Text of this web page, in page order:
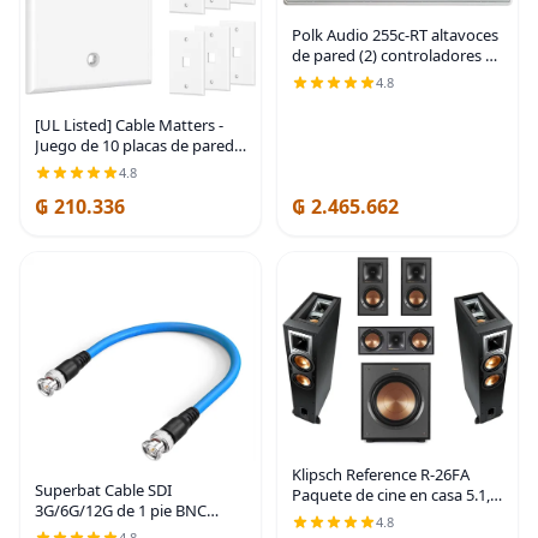
[UL Listed] Cable Matters -
Juego de 10 placas de pared
Keystone de perfil bajo de 1
puerto, placa de pared RJ45
para tomas Keystone en
4.8
₲ 210.336
Polk Audio 255c-RT altavoces
de pared (2) controladores de
5.25 pulgadas - la serie
Vanishing | Se ajusta
4.8
₲ 2.465.662
Superbat Cable SDI
3G/6G/12G de 1 pie BNC
Jumper Belden 1694A,
Klipsch Reference R-26FA
Paquete de cine en casa 5.1,
revestimiento de polímero
4.8